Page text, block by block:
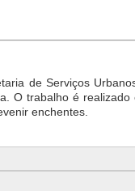
de Serviços
O trabalho é
enchentes.